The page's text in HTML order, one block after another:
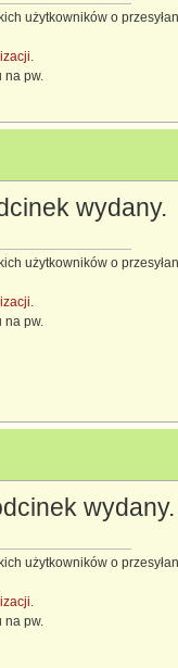
użytkowników o
na pw.
wydany.
użytkowników o
na pw.
wydany.
użytkowników o
na pw.